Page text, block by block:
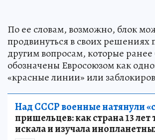
По ее словам, возможно, блок
продвинуться в своих решениях
другим вопросам, которые
обозначены Евросоюзом как
«красные линии» или
Над СССР военные натянули
пришельцев: как страна 13 лет
искала и изучала